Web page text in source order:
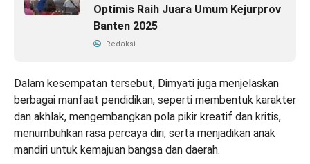
Optimis Raih Juara Umum Kejurprov
Banten 2025
Redaksi
Dalam kesempatan tersebut, Dimyati juga menjelaskan
berbagai manfaat pendidikan, seperti membentuk karakter
dan akhlak, mengembangkan pola pikir kreatif dan kritis,
menumbuhkan rasa percaya diri, serta menjadikan anak
mandiri untuk kemajuan bangsa dan daerah.